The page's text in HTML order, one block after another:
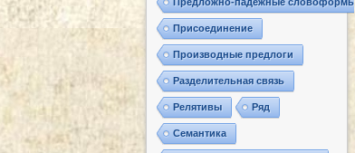
Присоединение
Производные предлоги
Разделительная связь
Релятивы Ряд
Семантика